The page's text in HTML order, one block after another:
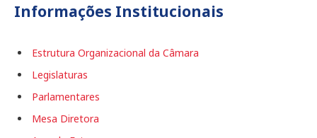
Informações Institucionais
Estrutura Organizacional da Câmara
Legislaturas
Parlamentares
Mesa Diretora